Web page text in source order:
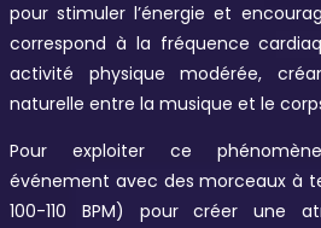
pour stimuler l’énergie et
correspond à la fréquence
activité physique modérée,
naturelle entre la musique et le
Pour exploiter ce
événement avec des morceaux à
100-110 BPM) pour créer une